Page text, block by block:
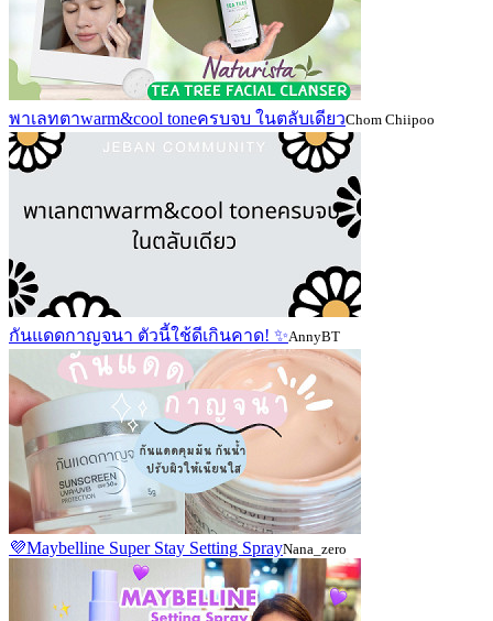
พาเลทตาwarm&cool toneครบจบ ในตลับเดียวChom Chiipoo
กันแดดกาญจนา ตัวนี้ใช้ดีเกินคาด! ✨️AnnyBT
💜Maybelline Super Stay Setting SprayNana_zero